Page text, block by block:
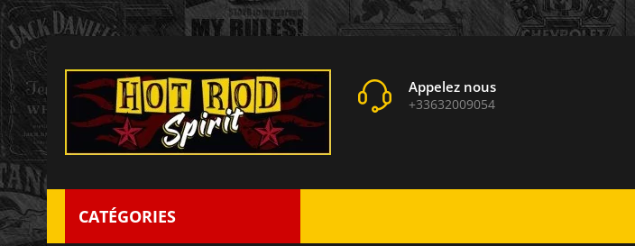
Appelez nous
+33632009054
CATÉGORIES